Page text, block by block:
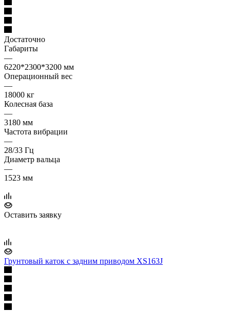
Достаточно
Габариты
—
6220*2300*3200 мм
Операционный вес
—
18000 кг
Колесная база
—
3180 мм
Частота вибрации
—
28/33 Гц
Диаметр вальца
—
1523 мм
Оставить заявку
Грунтовый каток с задним приводом XS163J